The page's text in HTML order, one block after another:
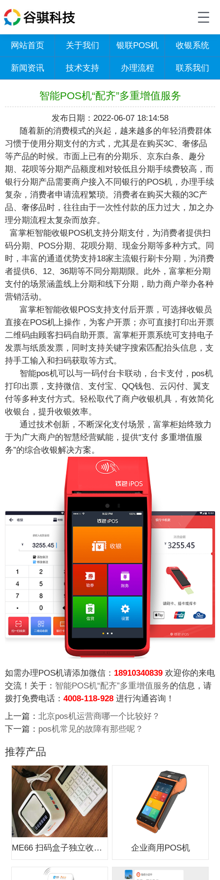
网站首页 关于我们 银联POS机 收银系统
新闻资讯 技术支持 办理流程 联系我们
智能POS机“配齐”多重增值服务
发布日期：2022-06-07 18:14:58
随着新的消费模式的兴起，越来越多的年轻消费群体
习惯于使用分期支付的方式，尤其是在购买3C、奢侈品
等产品的时候。市面上已有的分期乐、京东白条、趣分
期、花呗等分期产品额度相对较低且分期手续费较高，而
银行分期产品需要商户接入不同银行的POS机，办理手续
复杂，消费者申请流程繁琐。消费者在购买大额的3C产
品、奢侈品时，往往由于一次性付款的压力过大，加之办
理分期流程太复杂而放弃。
富掌柜智能收银POS机支持分期支付，为消费者提供扫
码分期、POS分期、花呗分期、现金分期等多种方式。同
时，丰富的通道优势支持18家主流银行刷卡分期，为消费
者提供6、12、36期等不同分期期限。此外，富掌柜分期
支付的场景涵盖线上分期和线下分期，助力商户举办各种
营销活动。
富掌柜智能收银POS支持支付后开票，可选择收银员
直接在POS机上操作，为客户开票；亦可直接打印出开票
二维码由顾客扫码自助开票。富掌柜开票系统可支持电子
发票与纸质发票，同时支持关键字搜索匹配抬头信息，支
持手工输入和扫码获取等方式。
智能pos机可以与一码付台卡联动，台卡支付，pos机
打印出票，支持微信、支付宝、QQ钱包、云闪付、翼支
付等多种支付方式。轻松取代了商户收银机具，有效简化
收银台，提升收银效率。
通过技术创新，不断深化支付场景，富掌柜始终致力
于为广大商户的智慧经营赋能，提供“支付 多重增值服
务”的综合收银解决方案。
如需办理POS机请添加微信： 18910340839 欢迎你的来电
交流！关于： 智能POS机“配齐”多重增值服务的信息，请
拨打免费电话： 4008-118-928 进行沟通咨询！
上一篇： 北京pos机运营商哪一个比较好？
下一篇： pos机常见的故障有那些呢？
推荐产品
ME66 扫码盒子独立收款支付盒子 企业商用POS机